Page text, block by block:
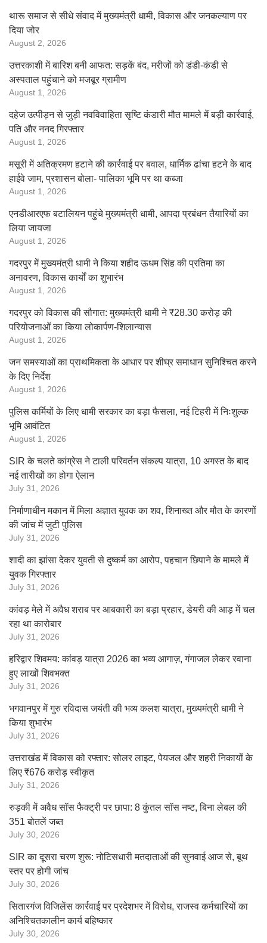
थारू समाज से सीधे संवाद में मुख्यमंत्री धामी, विकास और जनकल्याण पर
दिया जोर
August 2, 2026
उत्तरकाशी में बारिश बनी आफत: सड़कें बंद, मरीजों को डंडी-कंडी से
अस्पताल पहुंचाने को मजबूर ग्रामीण
August 1, 2026
दहेज उत्पीड़न से जुड़ी नवविवाहिता सृष्टि कंडारी मौत मामले में बड़ी कार्रवाई,
पति और ननद गिरफ्तार
August 1, 2026
मसूरी में अतिक्रमण हटाने की कार्रवाई पर बवाल, धार्मिक ढांचा हटने के बाद
हाईवे जाम, प्रशासन बोला- पालिका भूमि पर था कब्जा
August 1, 2026
एनडीआरएफ बटालियन पहुंचे मुख्यमंत्री धामी, आपदा प्रबंधन तैयारियों का
लिया जायजा
August 1, 2026
गदरपुर में मुख्यमंत्री धामी ने किया शहीद ऊधम सिंह की प्रतिमा का
अनावरण, विकास कार्यों का शुभारंभ
August 1, 2026
गदरपुर को विकास की सौगात: मुख्यमंत्री धामी ने ₹28.30 करोड़ की
परियोजनाओं का किया लोकार्पण-शिलान्यास
August 1, 2026
जन समस्याओं का प्राथमिकता के आधार पर शीघ्र समाधान सुनिश्चित करने
के दिए निर्देश
August 1, 2026
पुलिस कर्मियों के लिए धामी सरकार का बड़ा फैसला, नई टिहरी में निःशुल्क
भूमि आवंटित
August 1, 2026
SIR के चलते कांग्रेस ने टाली परिवर्तन संकल्प यात्रा, 10 अगस्त के बाद
नई तारीखों का होगा ऐलान
July 31, 2026
निर्माणाधीन मकान में मिला अज्ञात युवक का शव, शिनाख्त और मौत के कारणों
की जांच में जुटी पुलिस
July 31, 2026
शादी का झांसा देकर युवती से दुष्कर्म का आरोप, पहचान छिपाने के मामले में
युवक गिरफ्तार
July 31, 2026
कांवड़ मेले में अवैध शराब पर आबकारी का बड़ा प्रहार, डेयरी की आड़ में चल
रहा था कारोबार
July 31, 2026
हरिद्वार शिवमय: कांवड़ यात्रा 2026 का भव्य आगाज़, गंगाजल लेकर रवाना
हुए लाखों शिवभक्त
July 31, 2026
भगवानपुर में गुरु रविदास जयंती की भव्य कलश यात्रा, मुख्यमंत्री धामी ने
किया शुभारंभ
July 31, 2026
उत्तराखंड में विकास को रफ्तार: सोलर लाइट, पेयजल और शहरी निकायों के
लिए ₹676 करोड़ स्वीकृत
July 31, 2026
रुड़की में अवैध सॉस फैक्ट्री पर छापा: 8 कुंतल सॉस नष्ट, बिना लेबल की
351 बोतलें जब्त
July 30, 2026
SIR का दूसरा चरण शुरू: नोटिसधारी मतदाताओं की सुनवाई आज से, बूथ
स्तर पर होगी जांच
July 30, 2026
सितारगंज विजिलेंस कार्रवाई पर प्रदेशभर में विरोध, राजस्व कर्मचारियों का
अनिश्चितकालीन कार्य बहिष्कार
July 30, 2026